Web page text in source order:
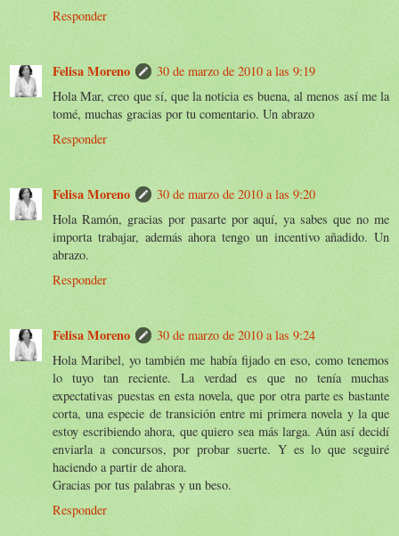
Responder
Felisa Moreno
30 de marzo de 2010 a las 9:19
Hola Mar, creo que sí, que la noticia es buena, al menos así me la
tomé, muchas gracias por tu comentario. Un abrazo
Responder
Felisa Moreno
30 de marzo de 2010 a las 9:20
Hola Ramón, gracias por pasarte por aquí, ya sabes que no me
importa trabajar, además ahora tengo un incentivo añadido. Un
abrazo.
Responder
Felisa Moreno
30 de marzo de 2010 a las 9:24
Hola Maribel, yo también me había fijado en eso, como tenemos
lo tuyo tan reciente. La verdad es que no tenía muchas
expectativas puestas en esta novela, que por otra parte es bastante
corta, una especie de transición entre mi primera novela y la que
estoy escribiendo ahora, que quiero sea más larga. Aún así decidí
enviarla a concursos, por probar suerte. Y es lo que seguiré
haciendo a partir de ahora.
Gracias por tus palabras y un beso.
Responder